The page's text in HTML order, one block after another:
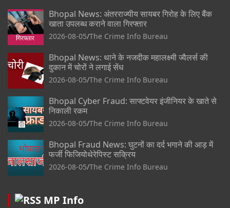
Bhopal News: अंतरराज्यीय सायबर गिरोह के लिए बैंक
खाता उपलब्ध कराने वाला गिरफ्तार
2026-08-05 The Crime Info Bureau
Bhopal News: थाने के नजदीक महालक्ष्मी ज्वैलर्स की
दुकान में चोरों ने लगाई सेंध
2026-08-05 The Crime Info Bureau
Bhopal Cyber Fraud: साफ्टवेयर इंजीनियर के खाते से
निकाली रकम
2026-08-05 The Crime Info Bureau
Bhopal Fraud News: घुटनों का दर्द भगाने की आड़ में
फर्जी फिजियोथेरेपिस्ट सक्रिय
2026-08-05 The Crime Info Bureau
MP Info